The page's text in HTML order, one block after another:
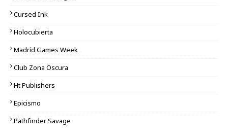
Cursed Ink
Holocubierta
Madrid Games Week
Club Zona Oscura
Ht Publishers
Epicismo
Pathfinder Savage